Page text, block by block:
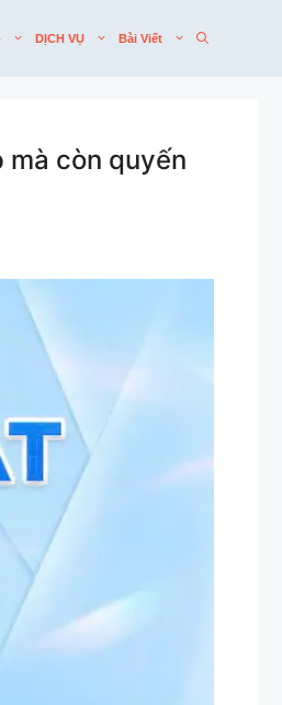
DỊCH VỤ Bài Viết
còn quyến